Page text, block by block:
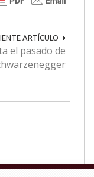
ARTÍCULO
el pasado de